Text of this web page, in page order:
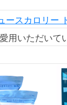
ースカロリー
用いただいて